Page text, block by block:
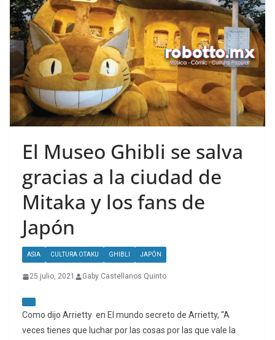
El Museo Ghibli se salva
gracias a la ciudad de
Mitaka y los fans de
Japón
ASIA CULTURA OTAKU GHIBLI JAPÓN
25 julio, 2021 Gaby Castellanos Quinto
Como dijo Arrietty en El mundo secreto de Arrietty, “A
veces tienes que luchar por las cosas por las que vale la